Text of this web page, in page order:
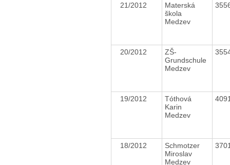
21/2012
Materská
škola
Medzev
20/2012
ZŠ-
Grundschule
Medzev
19/2012
Tóthová
Karin
Medzev
18/2012
Schmotzer
Miroslav
Medzev